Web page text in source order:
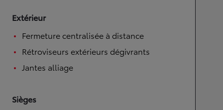
Extérieur
Fermeture centralisée à distance
Rétroviseurs extérieurs dégivrants
Jantes alliage
Sièges